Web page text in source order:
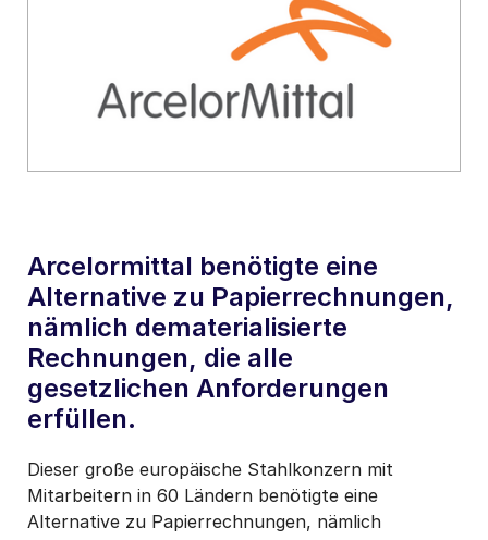
Arcelormittal benötigte eine
Alternative zu Papierrechnungen,
nämlich dematerialisierte
Rechnungen, die alle
gesetzlichen Anforderungen
erfüllen.
Dieser große europäische Stahlkonzern mit
Mitarbeitern in 60 Ländern benötigte eine
Alternative zu Papierrechnungen, nämlich